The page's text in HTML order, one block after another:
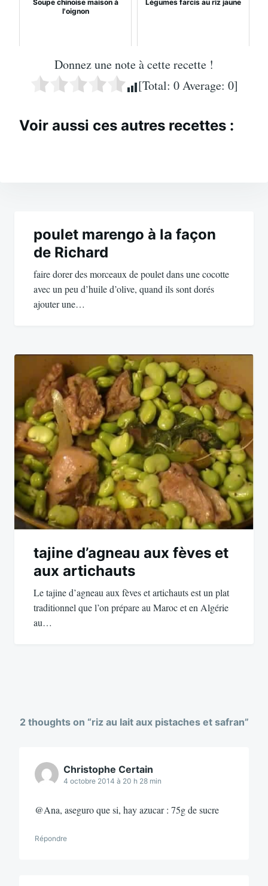
Soupe chinoise maison à
l'oignon
Légumes farcis au riz jaune
Donnez une note à cette recette !
[Total: 0Average: 0]
Voir aussi ces autres recettes :
l’article
poulet marengo à la façon
de Richard
faire dorer des morceaux de poulet dans une cocotte
avec un peu d’huile d’olive, quand ils sont dorés
ajouter une…
tajine d’agneau aux fèves et
aux artichauts
Le tajine d’agneau aux fèves et artichauts est un plat
traditionnel que l’on prépare au Maroc et en Algérie
au…
2 thoughts on “riz au lait aux pistaches et safran”
Christophe Certain
4 octobre 2014 à 20 h 28 min
@Ana, aseguro que si, hay azucar : 75g de sucre
Répondre